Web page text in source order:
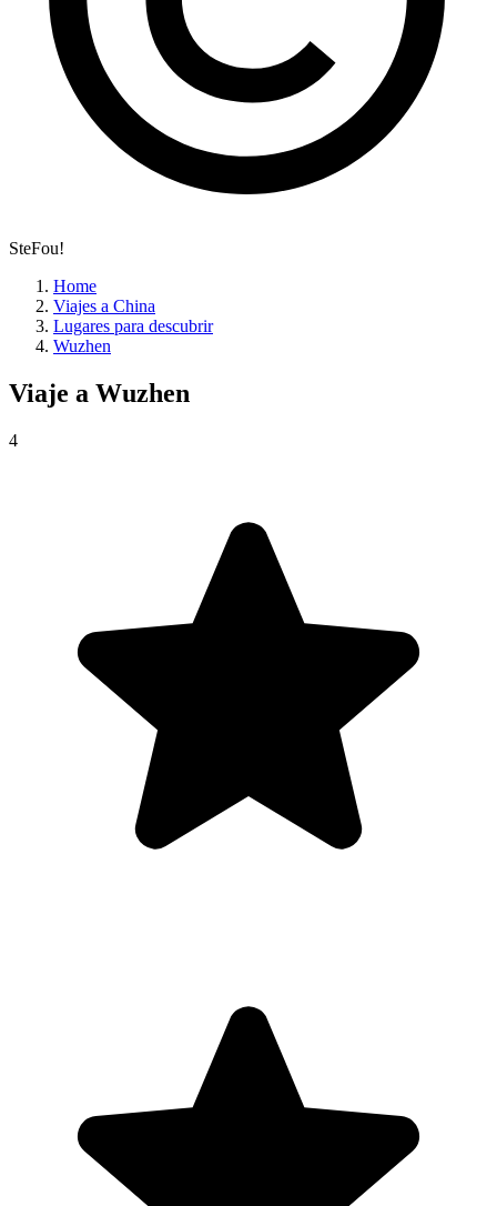
SteFou!
Home
Viajes a China
Lugares para descubrir
Wuzhen
Viaje a Wuzhen
4